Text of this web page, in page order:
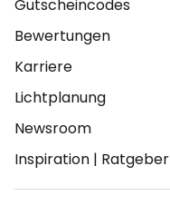
Gutscheincodes
Bewertungen
Karriere
Lichtplanung
Newsroom
Inspiration | Ratgeber